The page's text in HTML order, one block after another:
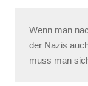
Wenn man
der Nazis
muss man